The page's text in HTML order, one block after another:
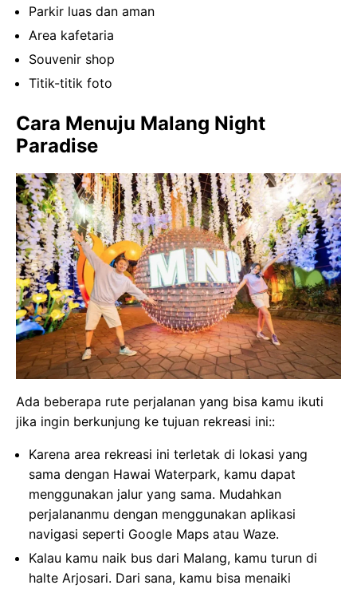
Parkir luas dan aman
Area kafetaria
Souvenir shop
Titik-titik foto
Cara Menuju Malang Night
Paradise
Ada beberapa rute perjalanan yang bisa kamu ikuti
jika ingin berkunjung ke tujuan rekreasi ini::
Karena area rekreasi ini terletak di lokasi yang
sama dengan Hawai Waterpark, kamu dapat
menggunakan jalur yang sama. Mudahkan
perjalananmu dengan menggunakan aplikasi
navigasi seperti Google Maps atau Waze.
Kalau kamu naik bus dari Malang, kamu turun di
halte Arjosari. Dari sana, kamu bisa menaiki